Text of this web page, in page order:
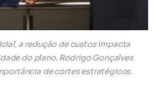
a redução de custos impacta
do plano. Rodrigo Gonçalves
de cortes estratégicos.